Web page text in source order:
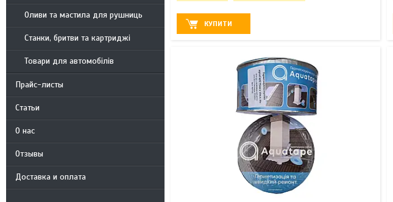
Оливи та мастила для рушниць
Станки, бритви та картриджі
Товари для автомобілів
Прайс-листы
Статьи
О нас
Отзывы
Доставка и оплата
КУПИТИ